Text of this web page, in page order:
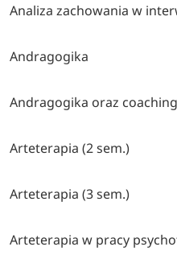
Andragogika
Andragogika oraz
Arteterapia (2 sem.)
Arteterapia (3 sem.)
Arteterapia w pracy